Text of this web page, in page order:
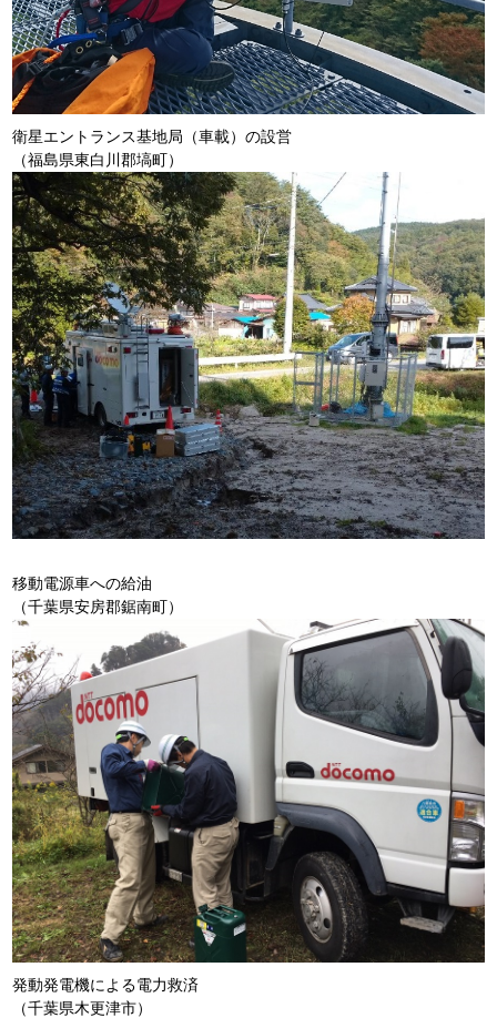
衛星エントランス基地局（車載）の設営
（福島県東白川郡塙町）
移動電源車への給油
（千葉県安房郡鋸南町）
発動発電機による電力救済
（千葉県木更津市）